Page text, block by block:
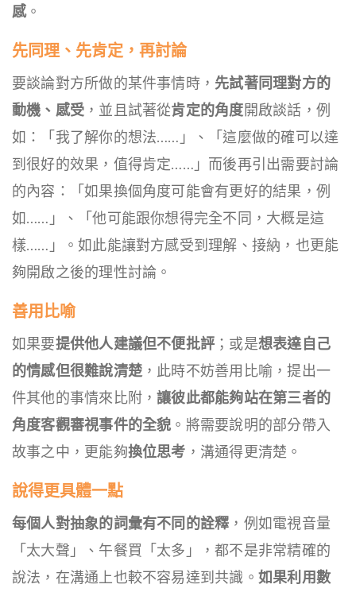
感。
先同理、先肯定，再討論
要談論對方所做的某件事情時， 先試著同理對方的
動機、感受 ，並且試著從肯定的角度開啟談話，例
如：「我了解你的想法……」、「這麼做的確可以達
到很好的效果，值得肯定……」而後再引出需要討論
的內容：「如果換個角度可能會有更好的結果，例
如……」、「他可能跟你想得完全不同，大概是這
樣……」。如此能讓對方感受到理解、接納，也更能
夠開啟之後的理性討論。
善用比喻
如果要提供他人建議但不便批評 ；或是想表達自己
的情感但很難說清楚 ，此時不妨善用比喻，提出一
件其他的事情來比附，讓彼此都能夠站在第三者的
角度客觀審視事件的全貌 。將需要說明的部分帶入
故事之中，更能夠換位思考 ，溝通得更清楚。
說得更具體一點
每個人對抽象的詞彙有不同的詮釋 ，例如電視音量
「太大聲」、午餐買「太多」，都不是非常精確的
說法，在溝通上也較不容易達到共識。 如果利用數